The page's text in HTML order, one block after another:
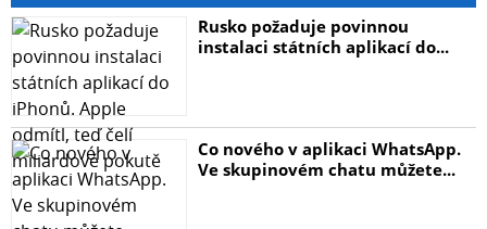
Rusko požaduje povinnou
instalaci státních aplikací do...
Co nového v aplikaci WhatsApp.
Ve skupinovém chatu můžete...